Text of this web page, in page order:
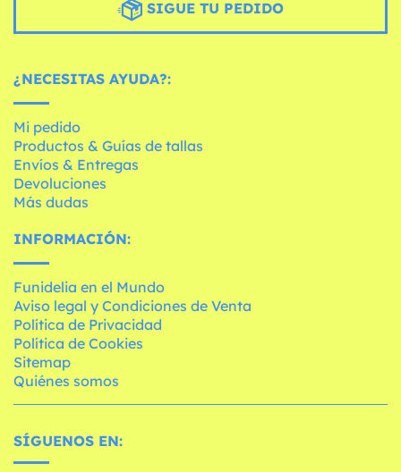
SIGUE TU PEDIDO
¿NECESITAS AYUDA?:
Mi pedido
Productos & Guías de tallas
Envíos & Entregas
Devoluciones
Más dudas
INFORMACIÓN:
Funidelia en el Mundo
Aviso legal y Condiciones de Venta
Política de Privacidad
Política de Cookies
Sitemap
Quiénes somos
SÍGUENOS EN: